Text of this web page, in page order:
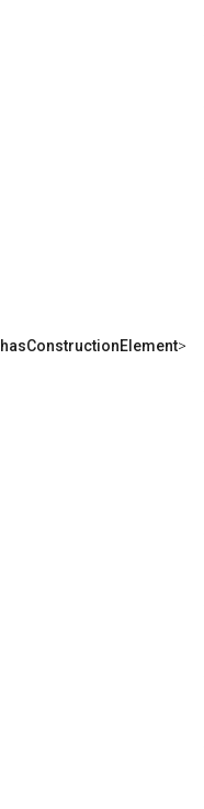
hasConstructionElement>